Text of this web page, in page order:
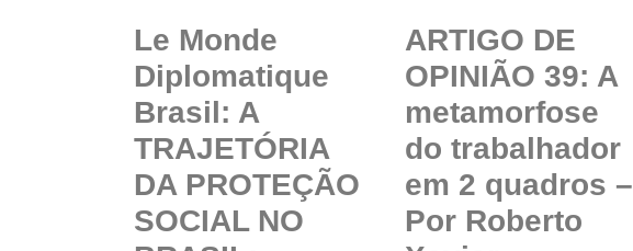
Le Monde
Diplomatique
Brasil: A
TRAJETÓRIA
DA PROTEÇÃO
SOCIAL NO
ARTIGO DE
OPINIÃO 39: A
metamorfose
do trabalhador
em 2 quadros –
Por Roberto